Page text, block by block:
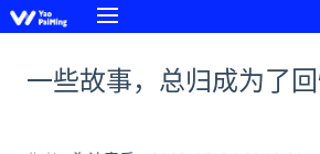
一些故事，总归成为了